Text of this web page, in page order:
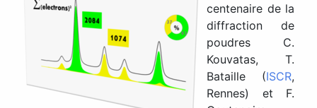
centenaire de la
diffraction de
poudres C.
Kouvatas, T.
Bataille (ISCR,
Rennes) et F.